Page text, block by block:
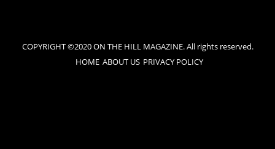
COPYRIGHT ©2020 ON THE HILL MAGAZINE. All rights reserved.
HOME ABOUT US PRIVACY POLICY